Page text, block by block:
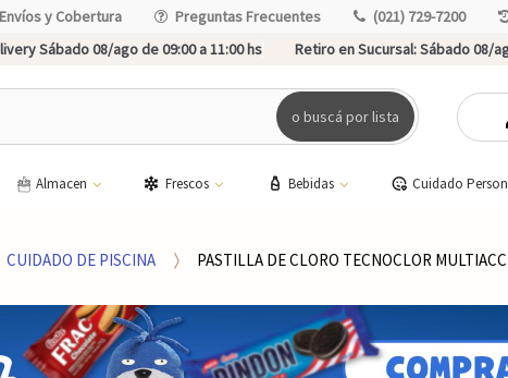
Envíos y Cobertura Preguntas Frecuentes (021) 729-7200
Sábado 08/ago de 09:00 a 11:00 hs Retiro en Sucursal:Sábado 08/
o buscá por lista
Almacen Frescos Bebidas Cuidado
CUIDADO DE PISCINA PASTILLA DE CLORO TECNOCLOR